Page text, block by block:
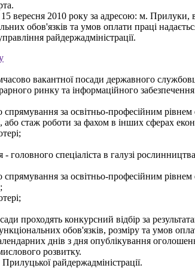
вересня 2010 року за адресою: м. Прилуки,
обов'язків та умов оплати праці
райдержадміністрації.
вакантної посади державного
ринку та інформаційного
за освітньо-професійним рівнем
стаж роботи за фахом в інших сферах
спеціаліста в галузі рослинництва
за освітньо-професійним рівнем
проходять конкурсний відбір за
обов'язків, розміру та умов
днів з дня опублікування
розвитку.
райдержадміністрації.